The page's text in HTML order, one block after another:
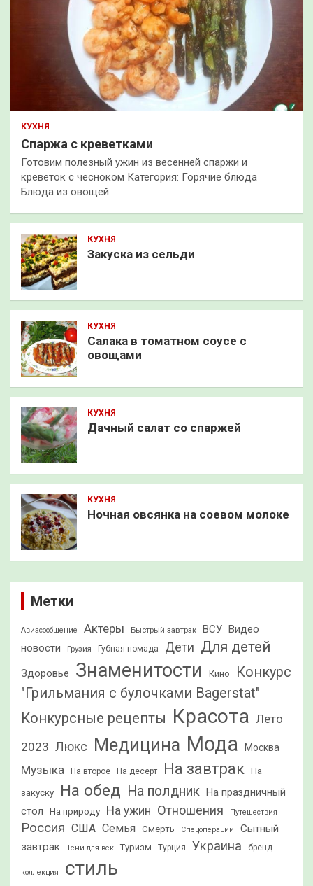
КУХНЯ
Спаржа с креветками
Готовим полезный ужин из весенней спаржи и
креветок с чесноком Категория: Горячие блюда
Блюда из овощей
КУХНЯ
Закуска из сельди
КУХНЯ
Салака в томатном соусе с
овощами
КУХНЯ
Дачный салат со спаржей
КУХНЯ
Ночная овсянка на соевом молоке
Метки
Авиасообщение Актеры Быстрый завтрак ВСУ Видео
новости
Грузия Губная помада Дети Для детей
Здоровье Знаменитости Кино
Конкурс
"Грильмания с булочками Bagerstat"
Конкурсные рецепты Красота Лето
2023 Люкс Медицина Мода Москва
Музыка На второе На десерт На завтрак На
закуску На обед На полдник На праздничный
стол
На природу На ужин Отношения Путешествия
Россия США Семья Смерть Спецоперации
Сытный
завтрак
Тени для век Туризм Турция Украина бренд
коллекция стиль